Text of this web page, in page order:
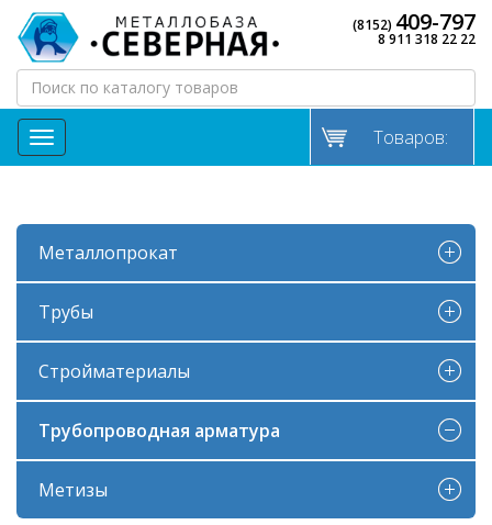
(8152) 409-797
8 911 318 22 22
МЕНЮ Товаров:
Металлопрокат
Трубы
Стройматериалы
Трубопроводная арматура
Метизы